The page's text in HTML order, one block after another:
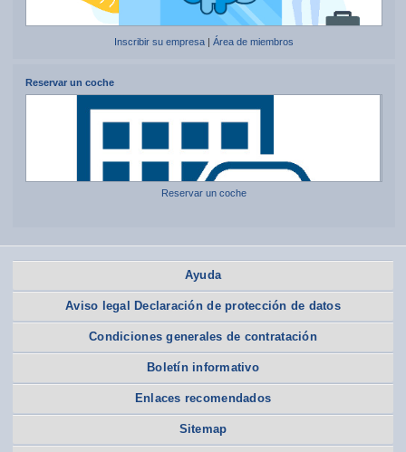
Inscribir su empresa| Área de miembros
Reservar un coche
Reservar un coche
Ayuda
Aviso legal Declaración de protección de datos
Condiciones generales de contratación
Boletín informativo
Enlaces recomendados
Sitemap